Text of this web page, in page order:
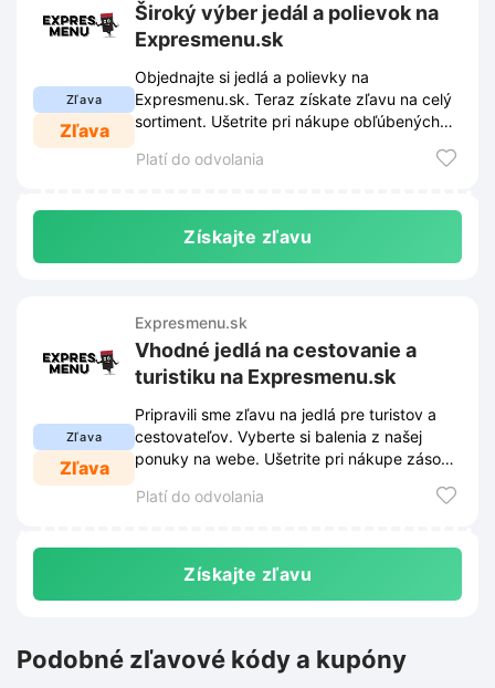
Zľava
Zľava
Široký výber jedál a polievok na
Expresmenu.sk
Objednajte si jedlá a polievky na
Expresmenu.sk. Teraz získate zľavu na celý
sortiment. Ušetrite pri nákupe obľúbených
Platí do odvolania
Získajte zľavu
Zľava
Zľava
Expresmenu.sk
Vhodné jedlá na cestovanie a
turistiku na Expresmenu.sk
Pripravili sme zľavu na jedlá pre turistov a
cestovateľov. Vyberte si balenia z našej
ponuky na webe. Ušetrite pri nákupe zásob
Platí do odvolania
Získajte zľavu
Podobné zľavové kódy a kupóny